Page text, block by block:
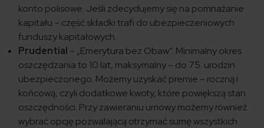
konto polisowe. Jeśli zdecydujemy się na pomnażanie
kapitału – część składki trafi do ubezpieczeniowych
funduszy kapitałowych.
Prudential – „Emerytura bez Obaw”. Minimalny okres
oszczędzania to 10 lat, maksymalny – do 75. urodzin
ubezpieczonego. Możemy uzyskać premie – roczną i
końcową, czyli dodatkowe kwoty, które powiększą stan
oszczędności. Przy zawieraniu umowy możemy również
wybrać opcję pozwalającą otrzymać sumę wszystkich